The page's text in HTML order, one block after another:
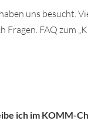
uns besucht.
Fragen. FAQ zum
ich im KOMM-